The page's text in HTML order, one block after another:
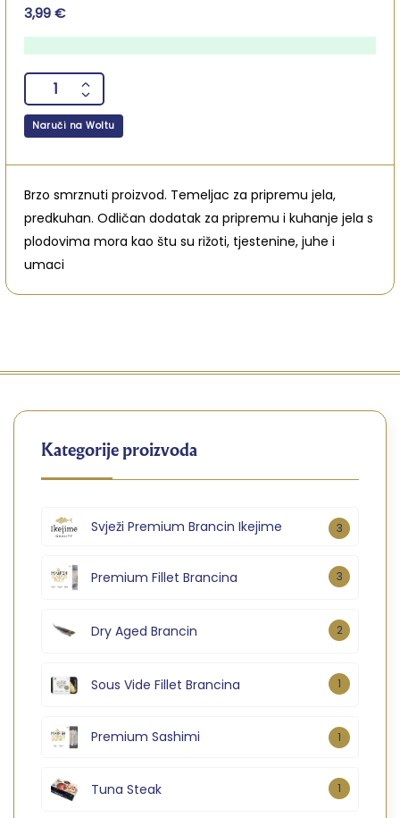
0
out
5
3,99€
Naruči na Woltu
Brzo smrznuti proizvod. Temeljac za pripremu jela,
predkuhan. Odličan dodatak za pripremu i kuhanje jela s
plodovima mora kao štu su rižoti, tjestenine, juhe i
umaci
Kategorije proizvoda
Svježi Premium Brancin Ikejime 3
Premium Fillet Brancina 3
Dry Aged Brancin 2
Sous Vide Fillet Brancina 1
Premium Sashimi 1
Tuna Steak 1